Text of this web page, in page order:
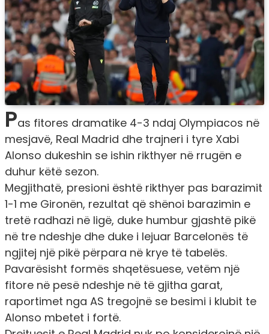
Pas fitores dramatike 4-3 ndaj Olympiacos në
mesjavë, Real Madrid dhe trajneri i tyre Xabi
Alonso dukeshin se ishin rikthyer në rrugën e
duhur këtë sezon.
Megjithatë, presioni është rikthyer pas barazimit
1-1 me Gironën, rezultat që shënoi barazimin e
tretë radhazi në ligë, duke humbur gjashtë pikë
në tre ndeshje dhe duke i lejuar Barcelonës të
ngjitej një pikë përpara në krye të tabelës.
Pavarësisht formës shqetësuese, vetëm një
fitore në pesë ndeshje në të gjitha garat,
raportimet nga AS tregojnë se besimi i klubit te
Alonso mbetet i fortë.